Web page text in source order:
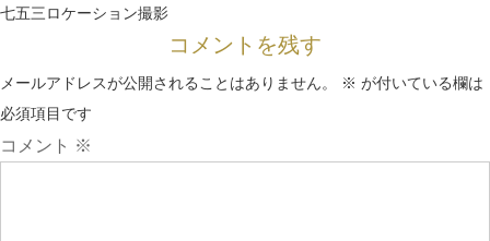
七五三ロケーション撮影
コメントを残す
メールアドレスが公開されることはありません。 ※ が付いている欄は
必須項目です
コメント ※